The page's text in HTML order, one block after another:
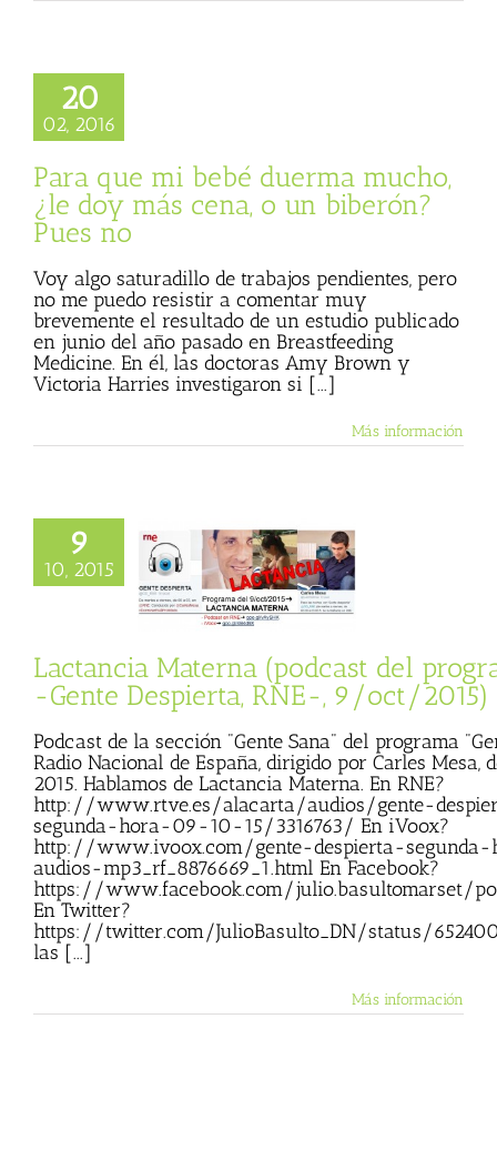
20
02, 2016
Para que mi bebé duerma mucho,
¿le doy más cena, o un biberón?
Pues no
Voy algo saturadillo de trabajos pendientes, pero
no me puedo resistir a comentar muy
brevemente el resultado de un estudio publicado
en junio del año pasado en Breastfeeding
Medicine. En él, las doctoras Amy Brown y
Victoria Harries investigaron si [...]
Más información
9
10, 2015
Materna
del programa
Sana -Gente
Gente Sana
Lactancia Materna (podcast del
-Gente Despierta, RNE-, 9/oct/2015)
Podcast de la sección "Gente Sana" del programa
Radio Nacional de España, dirigido por Carles Mesa,
2015. Hablamos de Lactancia Materna. En RNE?
http://www.rtve.es/alacarta/audios/gente-
segunda-hora-09-10-15/3316763/ En iVoox?
http://www.ivoox.com/gente-despierta-
audios-mp3_rf_8876669_1.html En Facebook?
https://www.facebook.com/julio.basultomarset/
En Twitter?
https://twitter.com/JulioBasulto_DN/status/
las [...]
Más información